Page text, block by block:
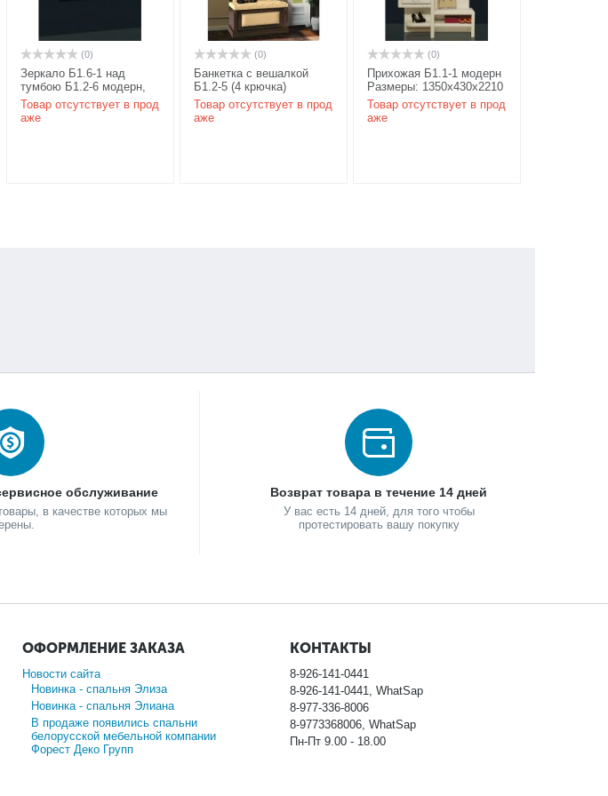
(0)
Зеркало Б1.6-1 над
тумбою Б1.2-6 модерн,
Размеры: 650х80х1090
мм, цвет орех
Товар отсутствует в прод
аже
(0)
Банкетка с вешалкой
Б1.2-5 (4 крючка)
модерн, Размеры:
810х470х2010 мм, цвет
Товар отсутствует в прод
аже
(0)
Прихожая Б1.1-1 модерн
Размеры: 1350х430х2210
мм цвет карамель/береза
Товар отсутствует в прод
аже
обслуживание
в качестве которых мы
Возврат товара в течение 14 дней
У вас есть 14 дней, для того чтобы
протестировать вашу покупку
ОФОРМЛЕНИЕ ЗАКАЗА
Новости сайта
Новинка - спальня Элиза
Новинка - спальня Элиана
В продаже появились спальни
белорусской мебельной компании
Форест Деко Групп
КОНТАКТЫ
8-926-141-0441
8-926-141-0441, WhatSap
8-977-336-8006
8-9773368006, WhatSap
Пн-Пт 9.00 - 18.00